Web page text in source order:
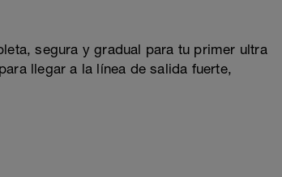
segura y gradual para tu primer ultra
llegar a la línea de salida fuerte,